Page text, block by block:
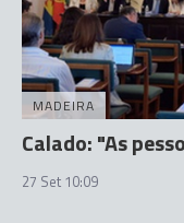
MADEIRA
Calado: "As
27 Set 10:09